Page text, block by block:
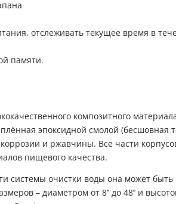
отслеживать текущее время в
памяти.
композитного
эпоксидной смолой (бесшовная
и ржавчины. Все части
пищевого качества.
системы очистки воды она может быть
– диаметром от 8’’ до 48’’ и